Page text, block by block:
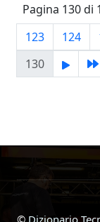
Pagina 130 di
123
124
130
© Dizionario